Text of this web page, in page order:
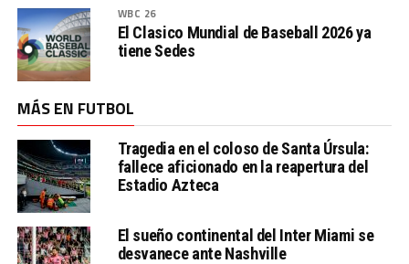
WBC 26
El Clasico Mundial de Baseball 2026 ya
tiene Sedes
MÁS EN FUTBOL
Tragedia en el coloso de Santa Úrsula:
fallece aficionado en la reapertura del
Estadio Azteca
El sueño continental del Inter Miami se
desvanece ante Nashville